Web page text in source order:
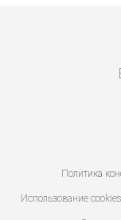
Политика
Использование cookies